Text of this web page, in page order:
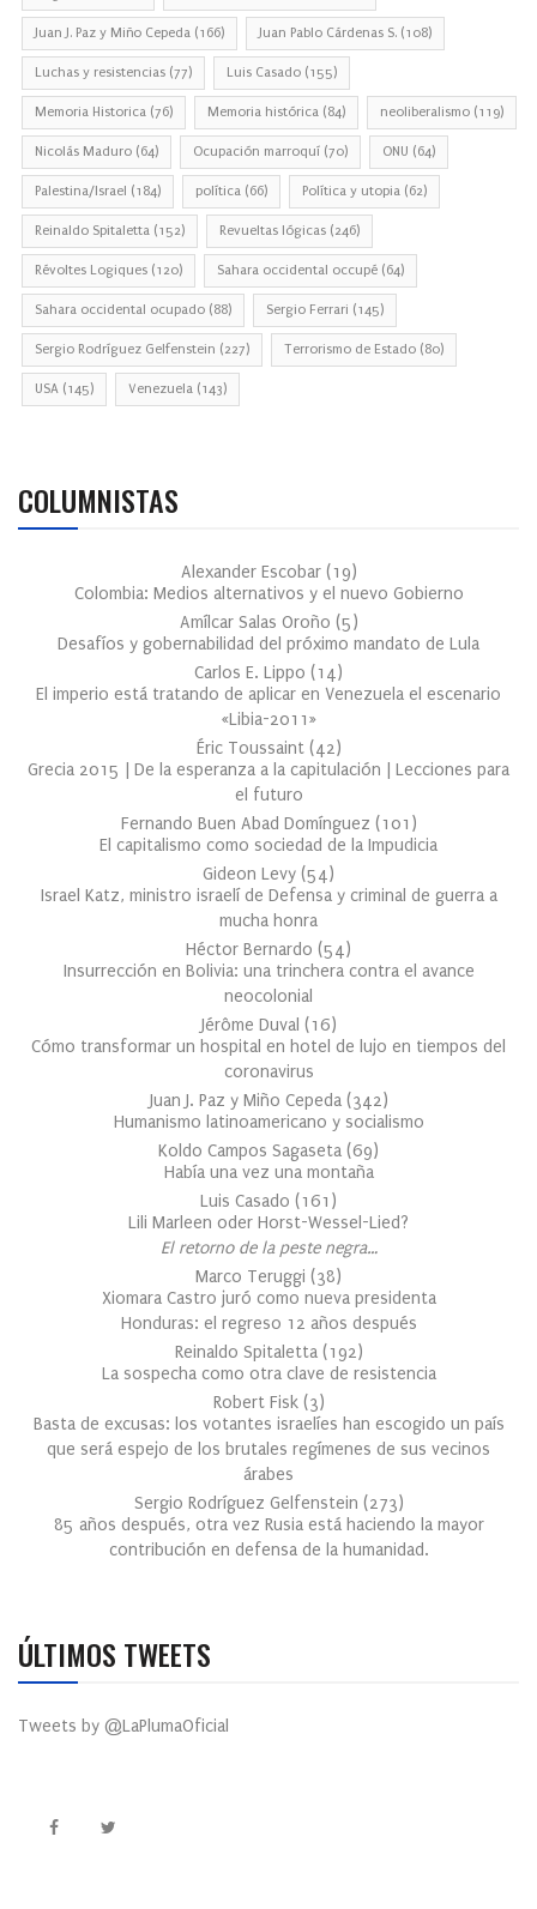
Juan J. Paz y Miño Cepeda (166) Juan Pablo Cárdenas S. (108)
Luchas y resistencias (77) Luis Casado (155)
Memoria Historica (76) Memoria histórica (84) neoliberalismo (119)
Nicolás Maduro (64) Ocupación marroquí (70) ONU (64)
Palestina/Israel (184) política (66) Política y utopia (62)
Reinaldo Spitaletta (152) Revueltas lógicas (246)
Révoltes Logiques (120) Sahara occidental occupé (64)
Sahara occidental ocupado (88) Sergio Ferrari (145)
Sergio Rodríguez Gelfenstein (227) Terrorismo de Estado (80)
USA (145) Venezuela (143)
COLUMNISTAS
Alexander Escobar (19)
Colombia: Medios alternativos y el nuevo Gobierno
Amílcar Salas Oroño (5)
Desafíos y gobernabilidad del próximo mandato de Lula
Carlos E. Lippo (14)
El imperio está tratando de aplicar en Venezuela el escenario
«Libia-2011»
Éric Toussaint (42)
Grecia 2015 | De la esperanza a la capitulación | Lecciones para
el futuro
Fernando Buen Abad Domínguez (101 )
El capitalismo como sociedad de la Impudicia
Gideon Levy (54)
Israel Katz, ministro israelí de Defensa y criminal de guerra a
mucha honra
Héctor Bernardo (54)
Insurrección en Bolivia: una trinchera contra el avance
neocolonial
Jérôme Duval (16)
Cómo transformar un hospital en hotel de lujo en tiempos del
coronavirus
Juan J. Paz y Miño Cepeda (342)
Humanismo latinoamericano y socialismo
Koldo Campos Sagaseta (69)
Había una vez una montaña
Luis Casado (161 )
Lili Marleen oder Horst-Wessel-Lied?
El retorno de la peste negra…
Marco Teruggi (38)
Xiomara Castro juró como nueva presidenta
Honduras: el regreso 12 años después
Reinaldo Spitaletta (192)
La sospecha como otra clave de resistencia
Robert Fisk (3)
Basta de excusas: los votantes israelíes han escogido un país
que será espejo de los brutales regímenes de sus vecinos
árabes
Sergio Rodríguez Gelfenstein (273)
85 años después, otra vez Rusia está haciendo la mayor
contribución en defensa de la humanidad.
ÚLTIMOS TWEETS
Tweets by @LaPlumaOficial